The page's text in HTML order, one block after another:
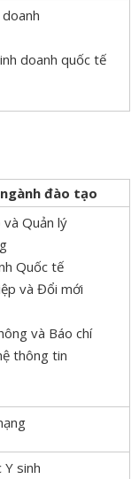
doanh quốc tế
đào tạo
và Quản lý
Quốc tế
và Đổi mới
và Báo chí
thông tin
Y sinh